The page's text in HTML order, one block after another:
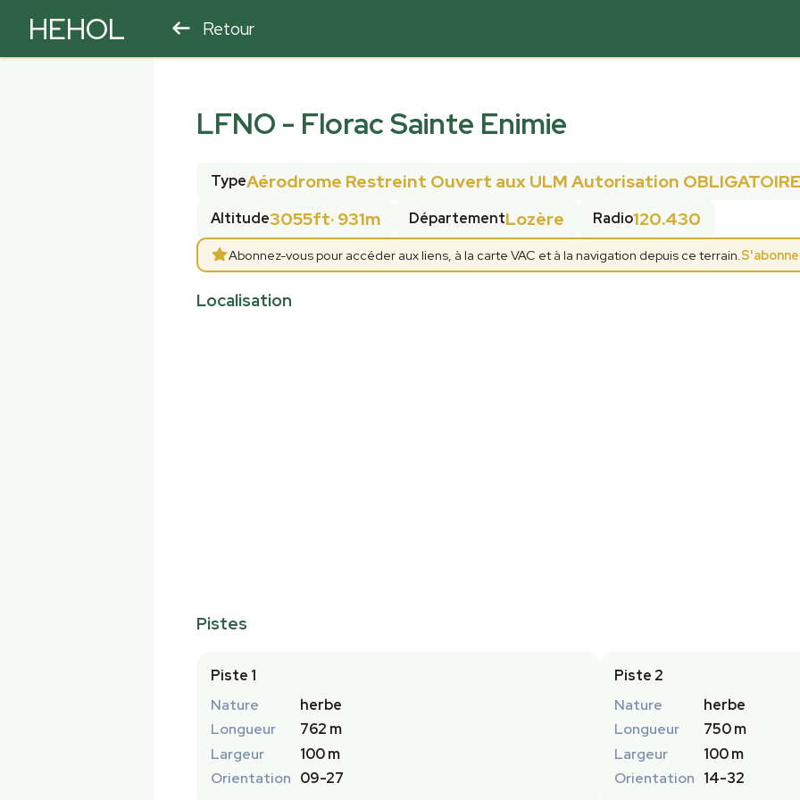
HEHOL Retour
LFNO - Florac Sainte Enimie
TypeAérodrome Restreint Ouvert aux ULM Autorisation OBLIGATOIRE
Altitude3055ft·931m DépartementLozère Radio120.430
Abonnez-vous pour accéder aux liens, à la carte VAC et à la navigation depuis ce terrain.
Localisation
Pistes
Piste 1
Nature
herbe
Longueur
762 m
Largeur
100 m
Orientation 09-27
Piste 2
Nature
herbe
Longueur
750 m
Largeur
100 m
Orientation 14-32